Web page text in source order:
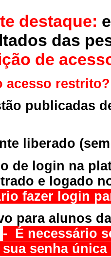
destaque:
das
de
acesso restrito?
publicadas
liberado
de login na
e logado
fazer login
para alunos
- É necessário
senha